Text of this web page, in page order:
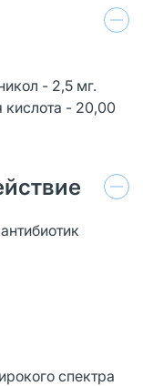
- 2,5 мг.
кислота - 20,00
антибиотик
спектра